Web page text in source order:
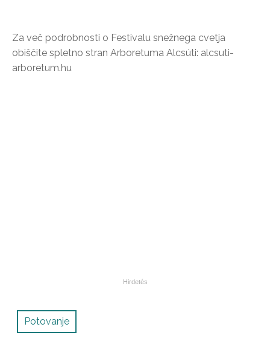
Za več podrobnosti o Festivalu snežnega cvetja
obiščite spletno stran Arboretuma Alcsúti: alcsuti-
arboretum.hu
Potovanje